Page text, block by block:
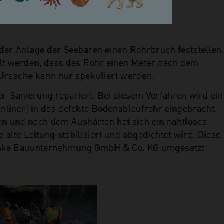
Anlage der Seebären einen Rohrbruch feststellen.
werden, dass das Rohr einen Meter nach dem
kann nur spekuliert werden.
Sanierung repariert. Bei diesem Verfahren wird ein
in das defekte Bodenablaufrohr eingebracht.
und nach dem Aushärten hat sich ein nahtloses
Leitung stabilisiert und abgedichtet wird. Diese
Bauunternehmung GmbH & Co. KG umgesetzt